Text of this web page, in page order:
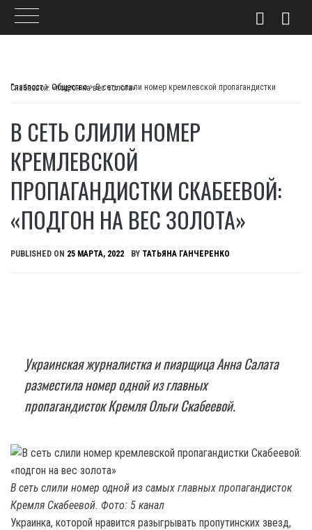
Главпост> Общество>
В сеть слили номер кремлевской пропагандистки Скабеевой: «подгон на вес золота»
В СЕТЬ СЛИЛИ НОМЕР
КРЕМЛЕВСКОЙ
ПРОПАГАНДИСТКИ СКАБЕЕВОЙ:
«ПОДГОН НА ВЕС ЗОЛОТА»
PUBLISHED ON 25 МАРТА, 2022 BY ТАТЬЯНА ГАНЧЕРЕНКО
Украинская журналистка и пиарщица Анна Салата
разместила номер одной из главных
пропагандисток Кремля Ольги Скабеевой.
В сеть слили номер одной из самых главных пропагандисток
Кремля Скабеевой. Фото: 5 канал
Украинка, которой нравится разыгрывать пропутинских звезд,